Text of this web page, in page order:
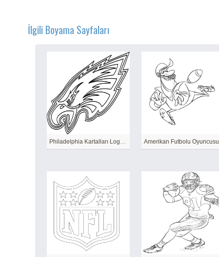
İlgili Boyama Sayfaları
Philadelphia Kartalları Logosu Amerikan Futbolu Oyuncusu